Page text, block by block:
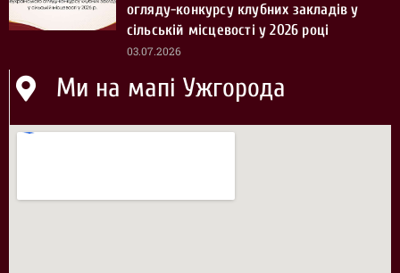
огляду-конкурсу клубних закладів у
сільській місцевості у 2026 році
03.07.2026
Ми на мапі Ужгорода